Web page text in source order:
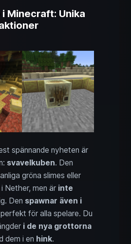
Minecraft: Unika
spännande nyheten är
svavelkuben. Den
gröna slimes eller
i Nether, men är inte
Den spawna­r även i
för alla spelare. Du
i de nya grottorna
dem i en hink.